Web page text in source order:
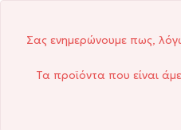
Σας ενημερώνουμε πως,
Τα προϊόντα που είναι